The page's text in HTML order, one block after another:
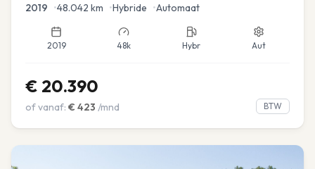
2019 •48.042 km •Hybride •Automaat
2019 48k Hybr Aut
€ 20.390
of vanaf: € 423 /mnd BTW